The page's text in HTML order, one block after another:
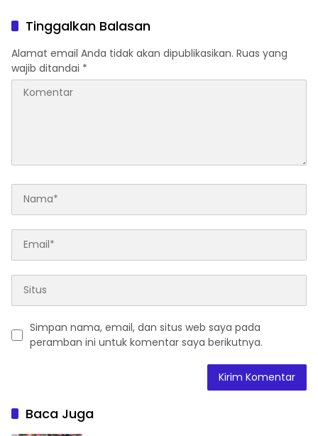
II Tahun 2026
Tinggalkan Balasan
Alamat email Anda tidak akan dipublikasikan. Ruas yang
wajib ditandai *
Simpan nama, email, dan situs web saya pada
peramban ini untuk komentar saya berikutnya.
Baca Juga